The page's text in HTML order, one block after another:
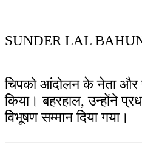
SUNDER LAL
चिपको आंदोलन के नेता और
किया। बहरहाल, उन्होंने
विभूषण सम्मान दिया गया।